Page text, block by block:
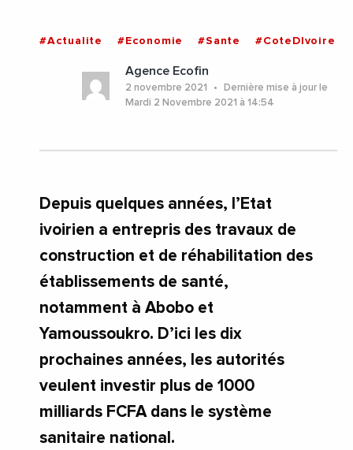
#Actualite #Economie #Sante #CoteDIvoire
Agence Ecofin
2 novembre 2021
Dernière mise à jour le
Mardi 2 Novembre 2021 à 14:54
Depuis quelques années, l’Etat
ivoirien a entrepris des travaux de
construction et de réhabilitation des
établissements de santé,
notamment à Abobo et
Yamoussoukro. D’ici les dix
prochaines années, les autorités
veulent investir plus de 1000
milliards FCFA dans le système
sanitaire national.